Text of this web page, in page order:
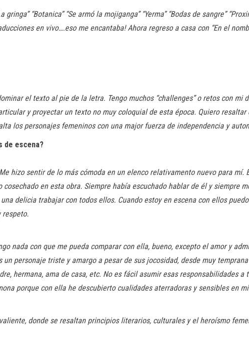
“Botanica” “Se armó la mojiganga” “Yerma” “Bodas de sangre”
en vivo….eso me encantaba! Ahora regreso a casa con “En el
el texto al pie de la letra. Tengo muchos “challenges” o retos con mi
y proyectar un texto no muy coloquial de esta época. Quiero
los personajes femeninos con una major fuerza de independencia y
de escena?
hizo sentir de lo más cómoda en un elenco relativamento nuevo para mí.
en esta obra. Siempre había escuchado hablar de él y siempre
delicia trabajar con todos ellos. Cuando estoy en escena con ellos
respeto.
nada con que me pueda comparar con ella, bueno, excepto el amor y
personaje triste y amargo a pesar de sus jocosidad, desde muy
hermana, ama de casa, etc. No es fácil asumir esas responsabilidades a
porque con ella he descubierto cualidades aterradoras y sensibles en
donde se resaltan principios literarios, culturales y el heroísmo